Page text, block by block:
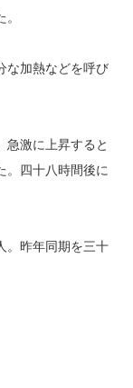
な加熱などを呼び
急激に上昇すると
。四十八時間後に
。昨年同期を三十